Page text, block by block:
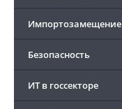
Импортозамещение
Безопасность
ИТ в госсекторе